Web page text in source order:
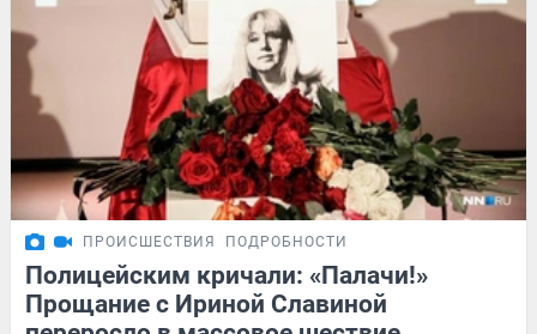
ПРОИСШЕСТВИЯ ПОДРОБНОСТИ
Полицейским кричали: «Палачи!»
Прощание с Ириной Славиной